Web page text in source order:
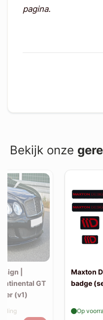
pagina.
Bekijk onze
|
GT
(v1)
Maxton
badge
Op